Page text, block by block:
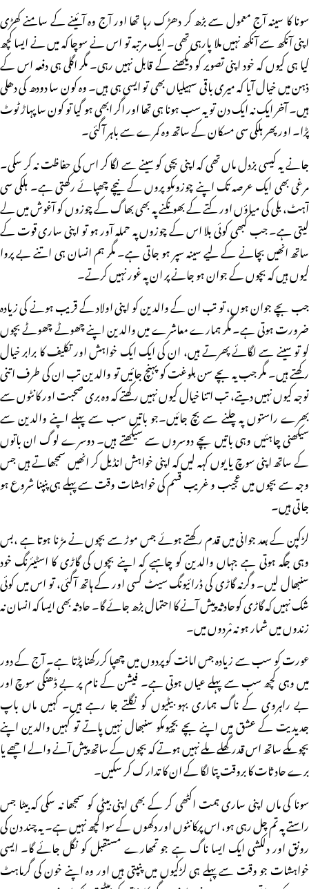
سونا کا سینہ آج معمول سے بڑھ کر دھڑک رہا تھا اور آج وہ آئینے کے سامنے کھڑی
اپنی آنکھ سے آنکھ نہیں ملا پارہی تھی۔ ایک مرتبہ تو اس نے سوچا کہ میں نے ایسا کچھ
کیا ہی کیوں کہ خود اپنی تصویر کو دیکھنے کے قابل نہیں رہی۔ مگر اگلی ہی دفعہ اس کے
ذہن میں خیال آیا کہ میری باقی سہیلیاں بھی تو ایسی ہی ہیں۔ وہ کون سا دودھ کی دھلی
ہیں۔ آخر ایک نہ ایک دن تو یہ سب ہونا ہی تھا اور اگر ابھی ہو گیا تو کون سا پہاڑ ٹوٹ
پڑا۔ اور پھر ہلکی سی مسکان کے ساتھ وہ کمرے سے باہر آگئی۔
جانے یہ کیسی بزدل ماں تھی کہ اپنی بچی کو سینے سے لگا کر اس کی حفاظت نہ کر سکی۔
مرغی بھی ایک عرصہ تک اپنے چوزوںکو پروں کے نیچے چھپائے رکھتی ہے۔ ہلکی سی
آہٹ، بلی کی میاؤں اور کتے کے بھونکنے پہ بھی بھاگ کے چوزوں کو آغوش میں لے
لیتی ہے۔ جب کبھی کوئی بلا اس کے چوزوں پہ حملہ آور ہو تو اپنی ساری قوت کے
ساتھ انھیں بچانے کے لیے سینہ سپر ہو جاتی ہے۔ مگر ہم انسان ہی اتنے بے پروا
کیوں ہیں کہ بچوں کے جوان ہو جانے پر ان پہ غور نہیں کرتے۔
جب بچے جوان ہوں، تو تب ان کے والدین کو اپنی اولاد کے قریب ہونے کی زیادہ
ضرورت ہوتی ہے۔ مگر ہمارے معاشرے میں والدین اپنے چھوٹے چھوٹے بچوں
کو تو سینے سے لگائے پھرتے ہیں، ان کی ایک ایک خواہش اور تکلیف کا برابر خیال
رکھتے ہیں۔ مگر جب یہ بچے سن بلوغت کو پہنچ جائیں تو والدین تب ان کی طرف اتنی
توجہ کیوں نہیں دیتے، تب اتنا خیال کیوں نہیں رکھتے کہ وہ بری صحبت اور کانٹوں سے
بھرے راستوں پہ چلنے سے بچ جائیں۔جو باتیں سب سے پہلے اپنے والدین سے
سیکھنی چاہئیں وہی باتیں بچے دوسروں سے سیکھتے ہیں۔ دوسرے لوگ ان باتوں
کے ساتھ اپنی سوچ یا یوں کہہ لیں کہ اپنی خواہش انڈیل کر انھیں سمجھاتے ہیں جس
وجہ سے بچوں میں عجیب و غریب قسم کی خواہشات وقت سے پہلے ہی پنپنا شروع ہو
جاتی ہیں۔
لڑکپن کے بعد جوانی میں قدم رکھتے ہوئے جس موڑ سے بچوں نے مڑنا ہوتا ہے ،بس
وہی جگہ ہوتی ہے جہاں والدین کو چاہیے کہ اپنے بچوں کی گاڑی کا اسٹیئرنگ خود
سنبھال لیں۔ وگرنہ گاڑی کی ڈرائیونگ سیٹ کسی اور کے ہاتھ آگئی، تو اس میں کوئی
شک نہیں کہ گاڑی کوحادثہ پیش آنے کا احتمال بڑھ جائے گا۔ حادثہ بھی ایسا کہ انسان نہ
زندوں میں شمار ہو نہ مْردوں میں۔
عورت کو سب سے زیادہ جس امانت کوپردوں میں چھپا کررکھنا پڑتا ہے۔ آج کے دور
میں وہی کچھ سب سے پہلے عیاں ہوتی ہے۔ فیشن کے نام پر بے ڈھنگی سوچ اور
بے راہروی کے ناگ ہماری بہو بیٹیوں کو نگلتے جا رہے ہیں۔ کہیں ماں باپ
جدیدیت کے عشق میں اپنے بچے بچیوںکو سنبھال نہیں پاتے تو کہیں والدین اپنے
بچوںکے ساتھ اس قدر گھلے ملے نہیں ہوتے کہ بچوں کے ساتھ پیش آنے والے اچھے یا
برے حادثات کا بروقت پتا لگا کے ان کا تدارک کر سکیں۔
سونا کی ماں اپنی ساری ہمت اکٹھی کر کے بھی اپنی بیٹی کو سمجھا نہ سکی کہ بیٹا جس
راستے پہ تم چل رہی ہو، اس پرکانٹوں اور دکھوں کے سوا کچھ نہیں ہے۔ یہ چند دن کی
رونق اور دلکشی ایک ایسا ناگ ہے جو تمھارے مستقبل کو نگل جائے گا۔ ایسی
خواہشات جو وقت سے پہلے ہی لڑکیوں میں پنپتی ہیں اور وہ اپنے خون کی گرماہٹ